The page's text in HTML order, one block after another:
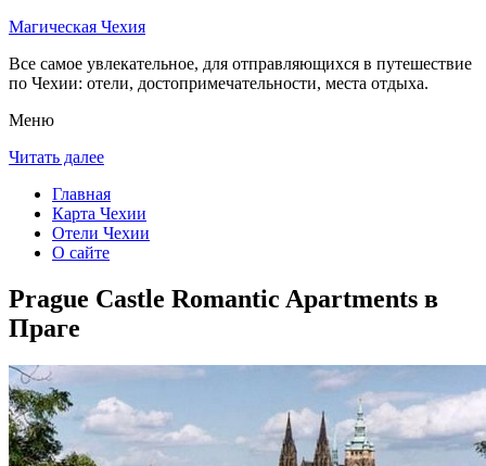
Магическая Чехия
Все самое увлекательное, для отправляющихся в путешествие
по Чехии: отели, достопримечательности, места отдыха.
Меню
Читать далее
Главная
Карта Чехии
Отели Чехии
О сайте
Prague Castle Romantic Apartments в
Праге